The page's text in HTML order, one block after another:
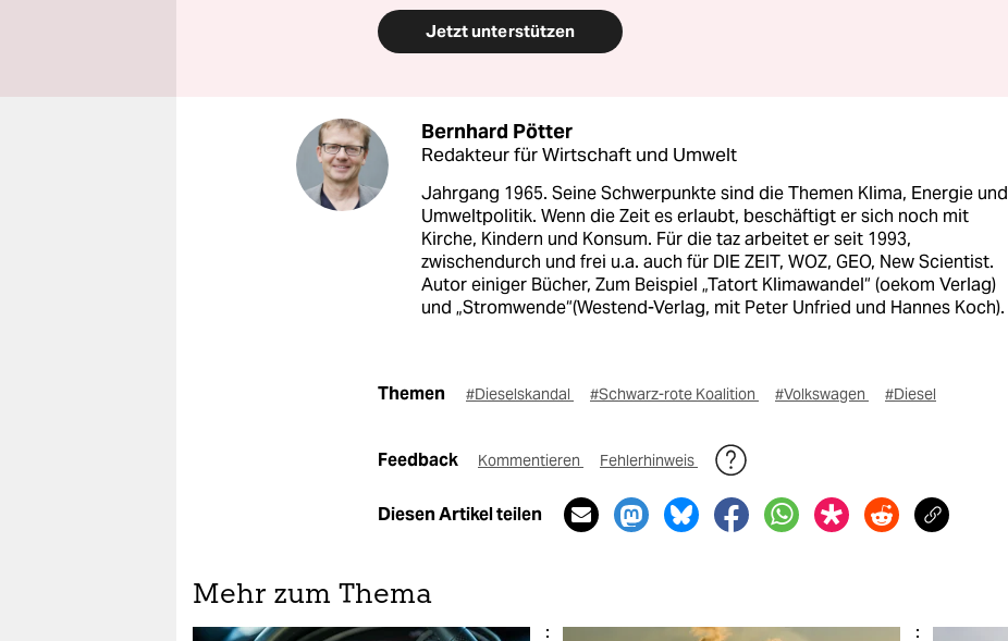
Jetzt unterstützen
Bernhard Pötter
Redakteur für Wirtschaft und Umwelt
Jahrgang 1965. Seine Schwerpunkte sind die Themen Klima, Energie und
Umweltpolitik. Wenn die Zeit es erlaubt, beschäftigt er sich noch mit
Kirche, Kindern und Konsum. Für die taz arbeitet er seit 1993,
zwischendurch und frei u.a. auch für DIE ZEIT, WOZ, GEO, New Scientist.
Autor einiger Bücher, Zum Beispiel „Tatort Klimawandel“ (oekom Verlag)
und „Stromwende“(Westend-Verlag, mit Peter Unfried und Hannes Koch).
Themen #Dieselskandal #Schwarz-rote Koalition #Volkswagen #Diesel
Feedback Kommentieren Fehlerhinweis
Diesen Artikel teilen
Mehr zum Thema